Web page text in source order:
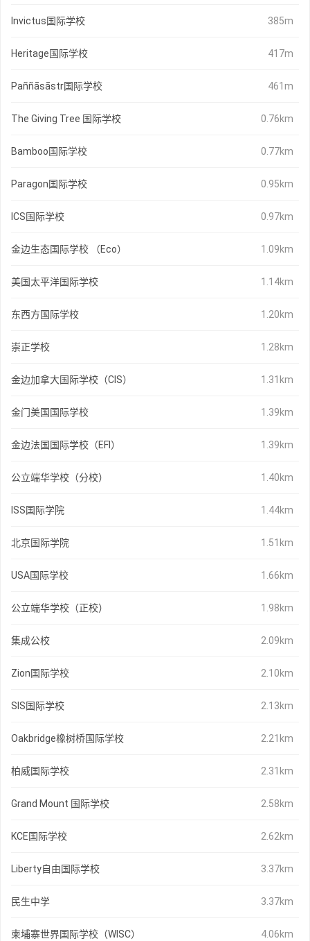
Invictus国际学校 385m
Heritage国际学校 417m
Paññāsāstr国际学校 461m
The Giving Tree 国际学校 0.76km
Bamboo国际学校 0.77km
Paragon国际学校 0.95km
ICS国际学校 0.97km
金边生态国际学校 （Eco） 1.09km
美国太平洋国际学校 1.14km
东西方国际学校 1.20km
崇正学校 1.28km
金边加拿大国际学校（CIS） 1.31km
金门美国国际学校 1.39km
金边法国国际学校（EFI） 1.39km
公立端华学校（分校） 1.40km
ISS国际学院 1.44km
北京国际学院 1.51km
USA国际学校 1.66km
公立端华学校（正校） 1.98km
集成公校 2.09km
Zion国际学校 2.10km
SIS国际学校 2.13km
Oakbridge橡树桥国际学校 2.21km
柏威国际学校 2.31km
Grand Mount 国际学校 2.58km
KCE国际学校 2.62km
Liberty自由国际学校 3.37km
民生中学 3.37km
柬埔寨世界国际学校（WISC） 4.06km